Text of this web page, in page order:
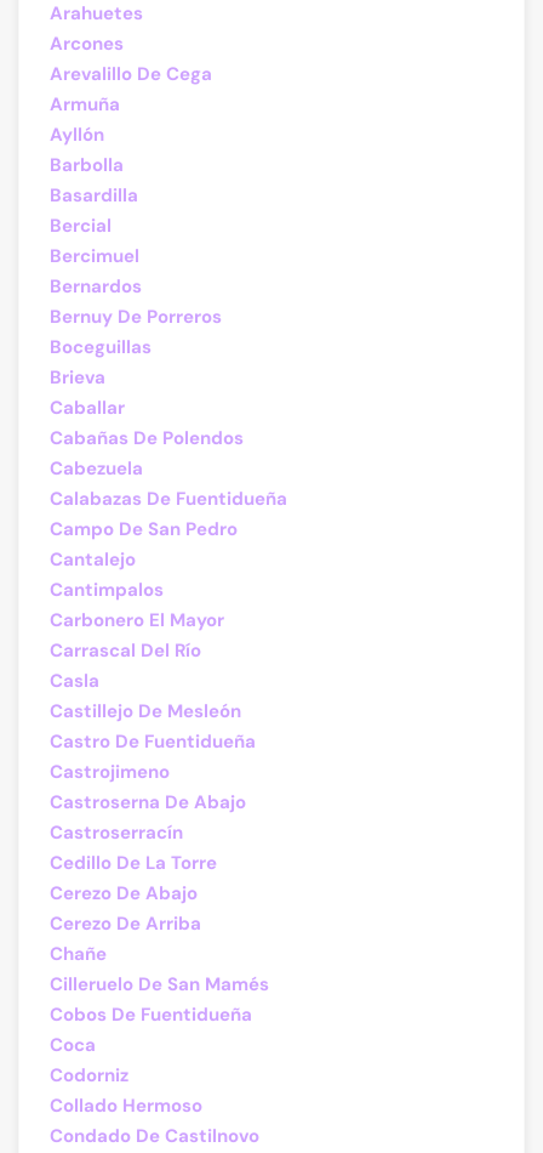
Arahuetes
Arcones
Arevalillo De Cega
Armuña
Ayllón
Barbolla
Basardilla
Bercial
Bercimuel
Bernardos
Bernuy De Porreros
Boceguillas
Brieva
Caballar
Cabañas De Polendos
Cabezuela
Calabazas De Fuentidueña
Campo De San Pedro
Cantalejo
Cantimpalos
Carbonero El Mayor
Carrascal Del Río
Casla
Castillejo De Mesleón
Castro De Fuentidueña
Castrojimeno
Castroserna De Abajo
Castroserracín
Cedillo De La Torre
Cerezo De Abajo
Cerezo De Arriba
Chañe
Cilleruelo De San Mamés
Cobos De Fuentidueña
Coca
Codorniz
Collado Hermoso
Condado De Castilnovo